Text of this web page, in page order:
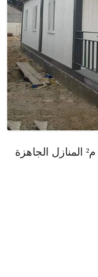
منزل حاوية غرفة نوم واحدة جميلة 24 م² المنازل الجاهزة